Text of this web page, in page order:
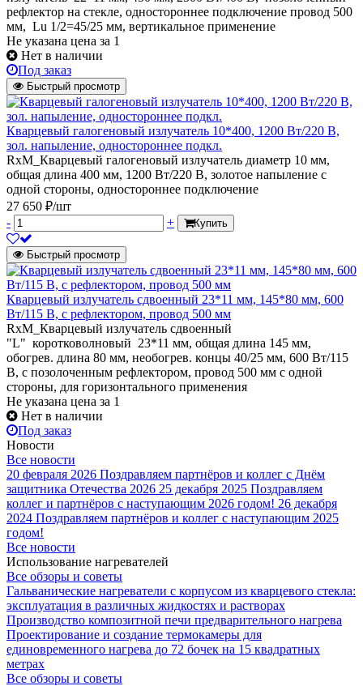
рефлектор на стекле, одностороннее подключение провод 500
мм, Lu 1/2=45/25 мм, вертикальное применение
Не указана цена за 1
Нет в наличии
Под заказ
Быстрый просмотр
Кварцевый галогеновый излучатель 10*400, 1200 Вт/220 В,
зол. напыление, одностороннее подкл.
RxM_Кварцевый галогеновый излучатель диаметр 10 мм,
общая длина 400 мм, 1200 Вт/220 В, золотое напыление с
одной стороны, одностороннее подключение
27 650 ₽/шт
-
+ Купить
Быстрый просмотр
Кварцевый излучатель cдвоенный 23*11 мм, 145*80 мм, 600
Вт/115 В, с рефлектором, провод 500 мм
RxM_Кварцевый излучатель cдвоенный
"L" коротковолновый 23*11 мм, общая длина 145 мм,
обогрев. длина 80 мм, необогрев. концы 40/25 мм, 600 Вт/115
В, с позолоченным рефлектором, провод 500 мм с одной
стороны, для горизонтального применения
Не указана цена за 1
Нет в наличии
Под заказ
Новости
Все новости
20 февраля 2026 Поздравляем партнёров и коллег с Днём
защитника Отечества 2026 25 декабря 2025 Поздравляем
коллег и партнёров с наступающим 2026 годом! 26 декабря
2024 Поздравляем партнёров и коллег с наступающим 2025
годом!
Все новости
Использование нагревателей
Все обзоры и советы
Гальванические нагреватели с корпусом из кварцевого стекла:
эксплуатация в различных жидкостях и растворах
Производство композитной печи предварительного нагрева
Проектирование и создание термокамеры для
единовременного нагрева до 72 бочек на 15 квадратных
метрах
Все обзоры и советы